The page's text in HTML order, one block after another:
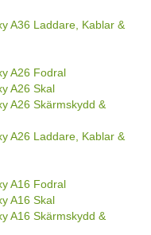
A36 Laddare, Kablar &
A26 Fodral
A26 Skal
A26 Skärmskydd &
A26 Laddare, Kablar &
A16 Fodral
A16 Skal
A16 Skärmskydd &